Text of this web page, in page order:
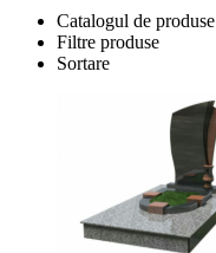
Catalogul de produse
Filtre produse
Sortare